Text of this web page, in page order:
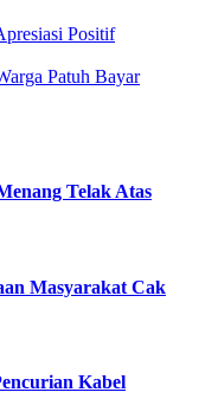
Positif
Patuh Bayar
Telak Atas
Masyarakat Cak
Kabel